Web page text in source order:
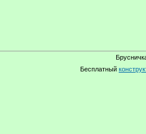
Бесплатный